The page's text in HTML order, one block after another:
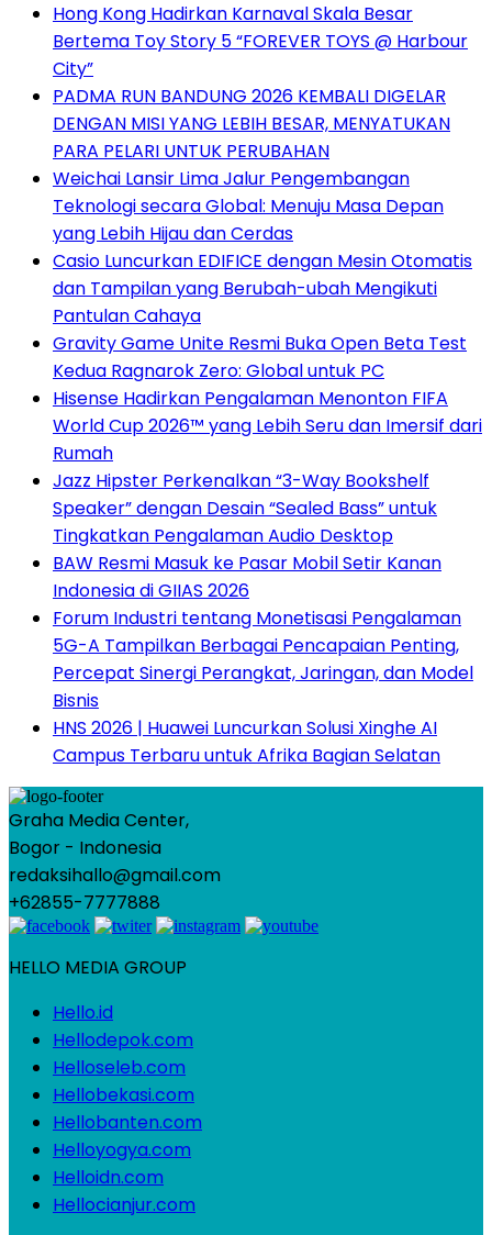
Hong Kong Hadirkan Karnaval Skala Besar
Bertema Toy Story 5 “FOREVER TOYS @ Harbour
City”
PADMA RUN BANDUNG 2026 KEMBALI DIGELAR
DENGAN MISI YANG LEBIH BESAR, MENYATUKAN
PARA PELARI UNTUK PERUBAHAN
Weichai Lansir Lima Jalur Pengembangan
Teknologi secara Global: Menuju Masa Depan
yang Lebih Hijau dan Cerdas
Casio Luncurkan EDIFICE dengan Mesin Otomatis
dan Tampilan yang Berubah-ubah Mengikuti
Pantulan Cahaya
Gravity Game Unite Resmi Buka Open Beta Test
Kedua Ragnarok Zero: Global untuk PC
Hisense Hadirkan Pengalaman Menonton FIFA
World Cup 2026™ yang Lebih Seru dan Imersif dari
Rumah
Jazz Hipster Perkenalkan “3-Way Bookshelf
Speaker” dengan Desain “Sealed Bass” untuk
Tingkatkan Pengalaman Audio Desktop
BAW Resmi Masuk ke Pasar Mobil Setir Kanan
Indonesia di GIIAS 2026
Forum Industri tentang Monetisasi Pengalaman
5G-A Tampilkan Berbagai Pencapaian Penting,
Percepat Sinergi Perangkat, Jaringan, dan Model
Bisnis
HNS 2026 | Huawei Luncurkan Solusi Xinghe AI
Campus Terbaru untuk Afrika Bagian Selatan
Graha Media Center,
Bogor - Indonesia
redaksihallo@gmail.com
+62855-7777888
HELLO MEDIA GROUP
Hello.id
Hellodepok.com
Helloseleb.com
Hellobekasi.com
Hellobanten.com
Helloyogya.com
Helloidn.com
Hellocianjur.com